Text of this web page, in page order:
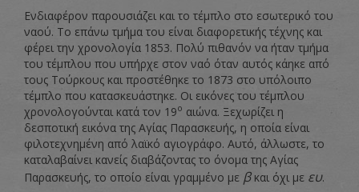
Ενδιαφέρον παρουσιάζει και το τέμπλο στο εσωτερικό του
ναού. Το επάνω τμήμα του είναι διαφορετικής τέχνης και
φέρει την χρονολογία 1853. Πολύ πιθανόν να ήταν τμήμα
του τέμπλου που υπήρχε στον ναό όταν αυτός κάηκε από
τους Τούρκους και προστέθηκε το 1873 στο υπόλοιπο
τέμπλο που κατασκευάστηκε. Οι εικόνες του τέμπλου
χρονολογούνται κατά τον 19ο αιώνα. Ξεχωρίζει η
δεσποτική εικόνα της Αγίας Παρασκευής, η οποία είναι
φιλοτεχνημένη από λαϊκό αγιογράφο. Αυτό, άλλωστε, το
καταλαβαίνει κανείς διαβάζοντας το όνομα της Αγίας
Παρασκευής, το οποίο είναι γραμμένο με β και όχι με ευ.